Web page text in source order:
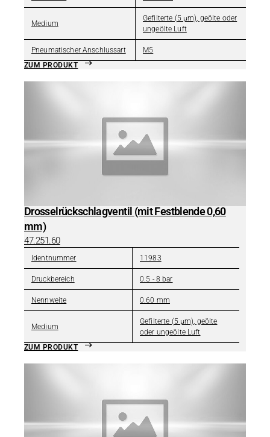
Medium
Gefilterte (5 µm), geölte oder
ungeölte Luft
Pneumatischer Anschlussart
M5
ZUM PRODUKT
Drosselrückschlagventil (mit Festblende 0,60
mm)
47.251.60
Identnummer 11983
Druckbereich 0.5 - 8 bar
Nennweite 0.60 mm
Medium
Gefilterte (5 µm), geölte
oder ungeölte Luft
ZUM PRODUKT